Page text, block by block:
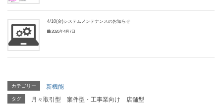
4/10(金)システムメンテナンスのお知らせ
2026年4月7日
カテゴリー 新機能
タグ 月々取引型 案件型・工事業向け 店舗型